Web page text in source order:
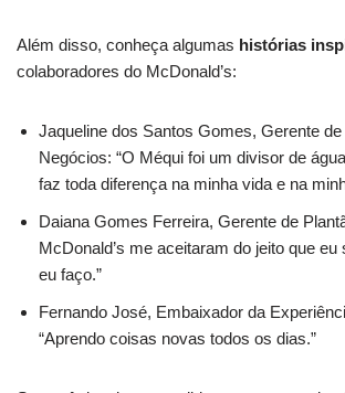
Além disso, conheça algumas histórias
colaboradores do McDonald’s:
Jaqueline dos Santos Gomes, Gerente
Negócios: “O Méqui foi um divisor de
faz toda diferença na minha vida e na
Daiana Gomes Ferreira, Gerente de
McDonald’s me aceitaram do jeito que
eu faço.”
Fernando José, Embaixador da
“Aprendo coisas novas todos os dias.”